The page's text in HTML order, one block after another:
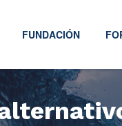
FUNDACIÓN